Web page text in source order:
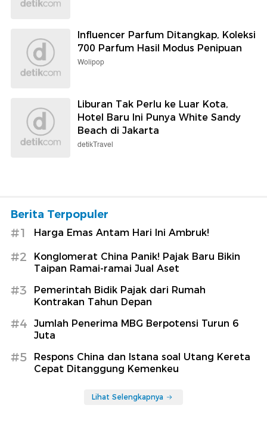
Influencer Parfum Ditangkap, Koleksi
700 Parfum Hasil Modus Penipuan
Wolipop
Liburan Tak Perlu ke Luar Kota,
Hotel Baru Ini Punya White Sandy
Beach di Jakarta
detikTravel
Berita Terpopuler
#1 Harga Emas Antam Hari Ini Ambruk!
#2
Konglomerat China Panik! Pajak Baru Bikin
Taipan Ramai-ramai Jual Aset
#3
Pemerintah Bidik Pajak dari Rumah
Kontrakan Tahun Depan
#4
Jumlah Penerima MBG Berpotensi Turun 6
Juta
#5
Respons China dan Istana soal Utang Kereta
Cepat Ditanggung Kemenkeu
Lihat Selengkapnya